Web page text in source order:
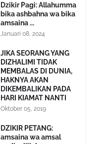
Dzikir Pagi: Allahumma
bika ashbahna wa bika
amsaina ...
Januari 08, 2024
JIKA SEORANG YANG
DIZHALIMI TIDAK
MEMBALAS DI DUNIA,
HAKNYA AKAN
DIKEMBALIKAN PADA
HARI KIAMAT NANTI
Oktober 05, 2019
DZIKIR PETANG:
amsaina wa amsal